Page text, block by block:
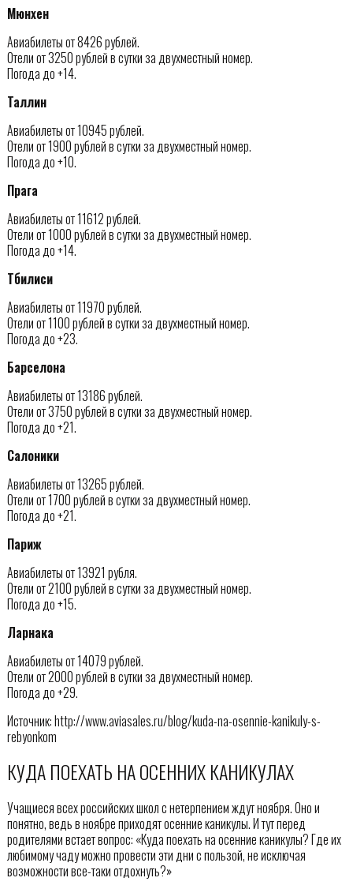
Мюнхен
Авиабилеты от 8426 рублей.
Отели от 3250 рублей в сутки за двухместный номер.
Погода до +14.
Таллин
Авиабилеты от 10945 рублей.
Отели от 1900 рублей в сутки за двухместный номер.
Погода до +10.
Прага
Авиабилеты от 11612 рублей.
Отели от 1000 рублей в сутки за двухместный номер.
Погода до +14.
Тбилиси
Авиабилеты от 11970 рублей.
Отели от 1100 рублей в сутки за двухместный номер.
Погода до +23.
Барселона
Авиабилеты от 13186 рублей.
Отели от 3750 рублей в сутки за двухместный номер.
Погода до +21.
Салоники
Авиабилеты от 13265 рублей.
Отели от 1700 рублей в сутки за двухместный номер.
Погода до +21.
Париж
Авиабилеты от 13921 рубля.
Отели от 2100 рублей в сутки за двухместный номер.
Погода до +15.
Ларнака
Авиабилеты от 14079 рублей.
Отели от 2000 рублей в сутки за двухместный номер.
Погода до +29.
Источник: http://www.aviasales.ru/blog/kuda-na-osennie-kanikuly-s-
rebyonkom
КУДА ПОЕХАТЬ НА ОСЕННИХ КАНИКУЛАХ
Учащиеся всех российских школ с нетерпением ждут ноября. Оно и
понятно, ведь в ноябре приходят осенние каникулы. И тут перед
родителями встает вопрос: «Куда поехать на осенние каникулы? Где их
любимому чаду можно провести эти дни с пользой, не исключая
возможности все-таки отдохнуть?»